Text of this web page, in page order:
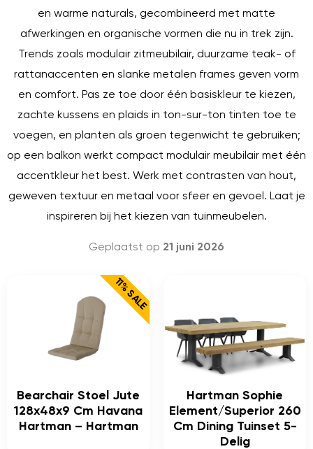
en warme naturals, gecombineerd met matte
afwerkingen en organische vormen die nu in trek zijn.
Trends zoals modulair zitmeubilair, duurzame teak- of
rattanaccenten en slanke metalen frames geven vorm
en comfort. Pas ze toe door één basiskleur te kiezen,
zachte kussens en plaids in ton-sur-ton tinten toe te
voegen, en planten als groen tegenwicht te gebruiken;
op een balkon werkt compact modulair meubilair met één
accentkleur het best. Werk met contrasten van hout,
geweven textuur en metaal voor sfeer en gevoel. Laat je
inspireren bij het kiezen van tuinmeubelen.
Geplaatst op 21 juni 2026
11% SALE
Bearchair Stoel Jute
128x48x9 Cm Havana
Hartman – Hartman
Hartman Sophie
Element/Superior 260
Cm Dining Tuinset 5-
Delig